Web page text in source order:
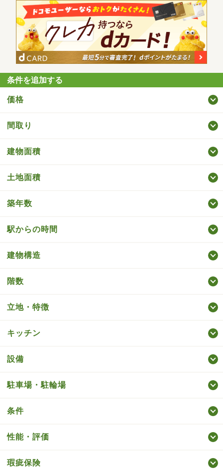
条件を追加する
価格
間取り
建物面積
土地面積
築年数
駅からの時間
建物構造
階数
立地・特徴
キッチン
設備
駐車場・駐輪場
条件
性能・評価
瑕疵保険